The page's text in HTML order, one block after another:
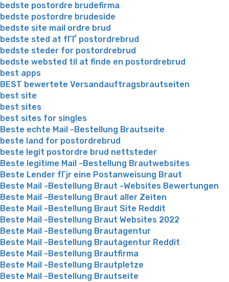
bedste postordre brudefirma
bedste postordre brudeside
bedste site mail ordre brud
bedste sted at fГҐ postordrebrud
bedste steder for postordrebrud
bedste websted til at finde en postordrebrud
best apps
BEST bewertete Versandauftragsbrautseiten
best site
best sites
best sites for singles
Beste echte Mail -Bestellung Brautseite
beste land for postordrebrud
beste legit postordre brud nettsteder
Beste legitime Mail -Bestellung Brautwebsites
Beste Lender fГјr eine Postanweisung Braut
Beste Mail -Bestellung Braut -Websites Bewertungen
Beste Mail -Bestellung Braut aller Zeiten
Beste Mail -Bestellung Braut Site Reddit
Beste Mail -Bestellung Braut Websites 2022
Beste Mail -Bestellung Brautagentur
Beste Mail -Bestellung Brautagentur Reddit
Beste Mail -Bestellung Brautfirma
Beste Mail -Bestellung Brautpletze
Beste Mail -Bestellung Brautseite